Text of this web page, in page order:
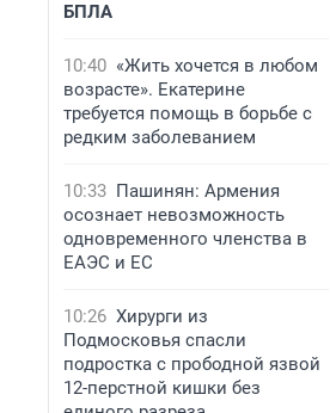
БПЛА
10:40 «Жить хочется в любом
возрасте». Екатерине
требуется помощь в борьбе с
редким заболеванием
10:33 Пашинян: Армения
осознает невозможность
одновременного членства в
ЕАЭС и ЕС
10:26 Хирурги из
Подмосковья спасли
подростка с прободной язвой
12-перстной кишки без